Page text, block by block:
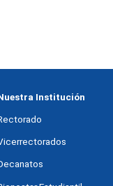
Institución